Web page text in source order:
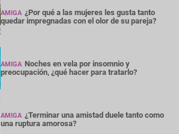
AMIGA ¿Por qué a las mujeres les gusta tanto
quedar impregnadas con el olor de su pareja?
AMIGA Noches en vela por insomnio y
preocupación, ¿qué hacer para tratarlo?
AMIGA ¿Terminar una amistad duele tanto como
una ruptura amorosa?